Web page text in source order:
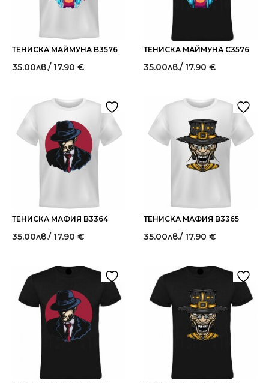
ТЕНИСКА МАЙМУНА B3576
35.00лв./ 17.90 €
ТЕНИСКА МАЙМУНА C3576
35.00лв./ 17.90 €
ТЕНИСКА МАФИЯ B3364
35.00лв./ 17.90 €
ТЕНИСКА МАФИЯ B3365
35.00лв./ 17.90 €